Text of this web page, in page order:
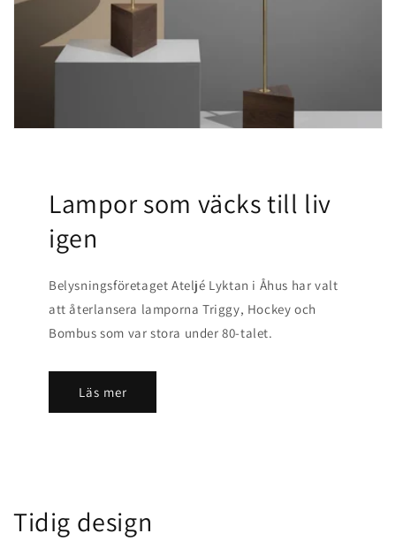
Lampor som väcks till liv
igen
Belysningsföretaget Ateljé Lyktan i Åhus har valt
att återlansera lamporna Triggy, Hockey och
Bombus som var stora under 80-talet.
Läs mer
Tidig design